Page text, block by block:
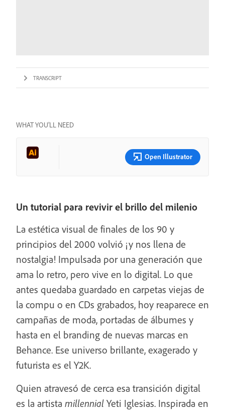
TRANSCRIPT
WHAT YOU’LL NEED
Open Illustrator
Un tutorial para revivir el brillo del milenio
La estética visual de finales de los 90 y
principios del 2000 volvió ¡y nos llena de
nostalgia! Impulsada por una generación que
ama lo retro, pero vive en lo digital. Lo que
antes quedaba guardado en carpetas viejas de
la compu o en CDs grabados, hoy reaparece en
campañas de moda, portadas de álbumes y
hasta en el branding de nuevas marcas en
Behance. Ese universo brillante, exagerado y
futurista es el Y2K.
Quien atravesó de cerca esa transición digital
es la artista millennial Yeti Iglesias. Inspirada en